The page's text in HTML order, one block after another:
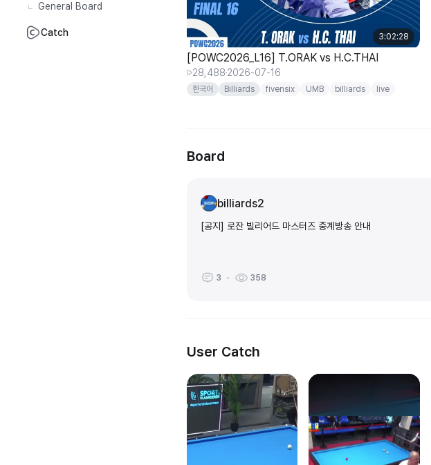
General Board
Catch 3:02:28
[POWC2026_L16] T.ORAK vs H.C.THAI
28,488 2026-07-16
한국어 Billiards fivensix UMB billiards
live
Board
billiards2
[공지] 로잔 빌리어드 마스터즈 중계방송 안내
3 358
User Catch